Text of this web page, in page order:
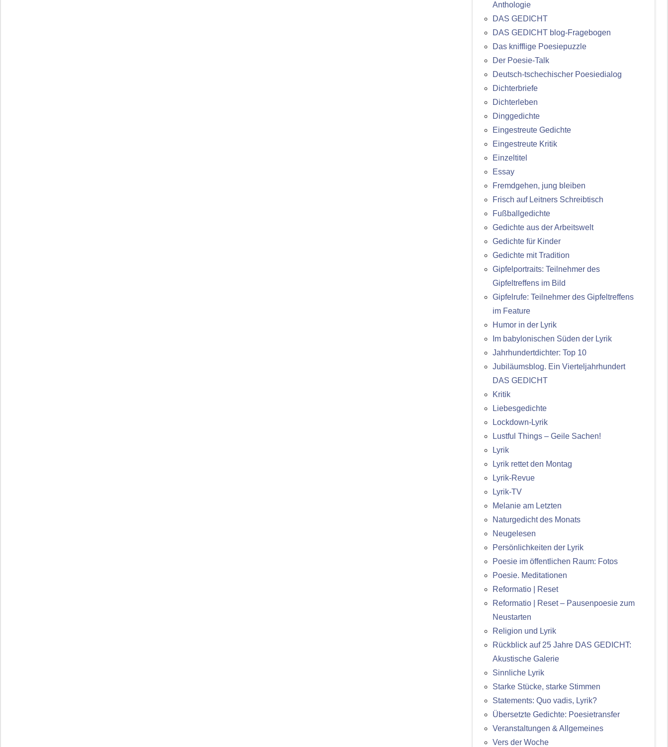
Anthologie
DAS GEDICHT
DAS GEDICHT blog-Fragebogen
Das knifflige Poesiepuzzle
Der Poesie-Talk
Deutsch-tschechischer Poesiedialog
Dichterbriefe
Dichterleben
Dinggedichte
Eingestreute Gedichte
Eingestreute Kritik
Einzeltitel
Essay
Fremdgehen, jung bleiben
Frisch auf Leitners Schreibtisch
Fußballgedichte
Gedichte aus der Arbeitswelt
Gedichte für Kinder
Gedichte mit Tradition
Gipfelportraits: Teilnehmer des
Gipfeltreffens im Bild
Gipfelrufe: Teilnehmer des Gipfeltreffens
im Feature
Humor in der Lyrik
Im babylonischen Süden der Lyrik
Jahrhundertdichter: Top 10
Jubiläumsblog. Ein Vierteljahrhundert
DAS GEDICHT
Kritik
Liebesgedichte
Lockdown-Lyrik
Lustful Things – Geile Sachen!
Lyrik
Lyrik rettet den Montag
Lyrik-Revue
Lyrik-TV
Melanie am Letzten
Naturgedicht des Monats
Neugelesen
Persönlichkeiten der Lyrik
Poesie im öffentlichen Raum: Fotos
Poesie. Meditationen
Reformatio | Reset
Reformatio | Reset – Pausenpoesie zum
Neustarten
Religion und Lyrik
Rückblick auf 25 Jahre DAS GEDICHT:
Akustische Galerie
Sinnliche Lyrik
Starke Stücke, starke Stimmen
Statements: Quo vadis, Lyrik?
Übersetzte Gedichte: Poesietransfer
Veranstaltungen & Allgemeines
Vers der Woche